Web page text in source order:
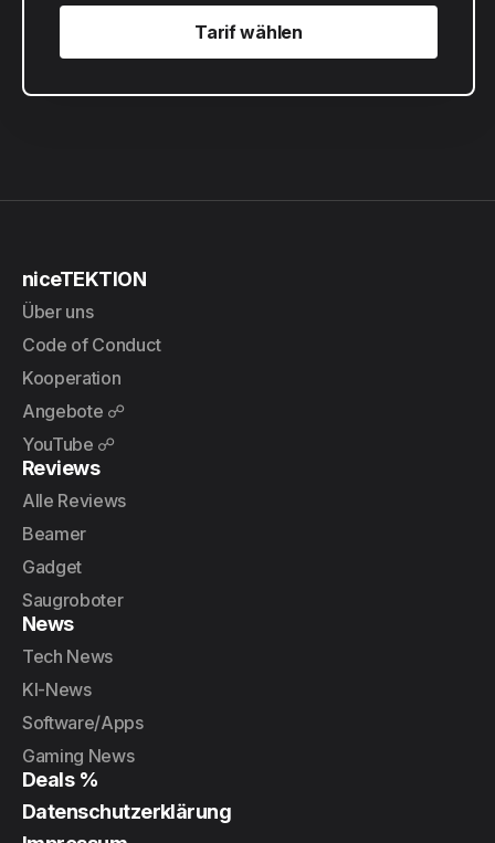
Tarif wählen
Tarif wählen
niceTEKTION
Über uns
Code of Conduct
Kooperation
Angebote ☍
YouTube ☍
Reviews
Alle Reviews
Beamer
Gadget
Saugroboter
News
Tech News
KI-News
Software/Apps
Gaming News
Deals %
Datenschutzerklärung